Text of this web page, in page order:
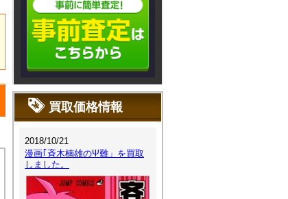
買取価格情報
2018/10/21
漫画｢斉木楠雄のΨ難」を買取
しました。